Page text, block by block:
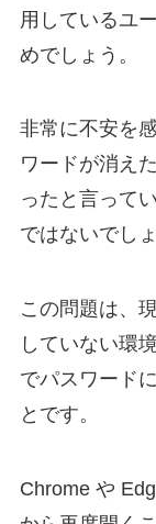
用しているユ
めでしょう。
非常に不安を
ワードが消え
ったと言って
ではないでし
この問題は、
していない環
でパスワード
とです。
Chrome や